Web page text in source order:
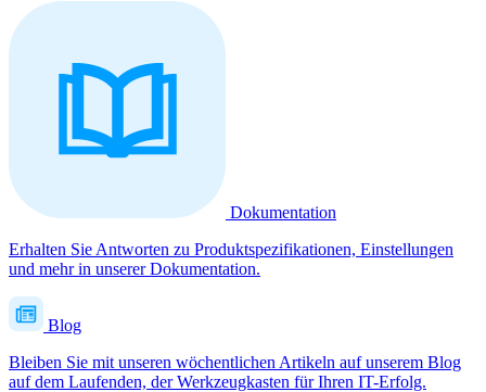
Dokumentation
Erhalten Sie Antworten zu Produktspezifikationen, Einstellungen
und mehr in unserer Dokumentation.
Blog
Bleiben Sie mit unseren wöchentlichen Artikeln auf unserem Blog
auf dem Laufenden, der Werkzeugkasten für Ihren IT-Erfolg.